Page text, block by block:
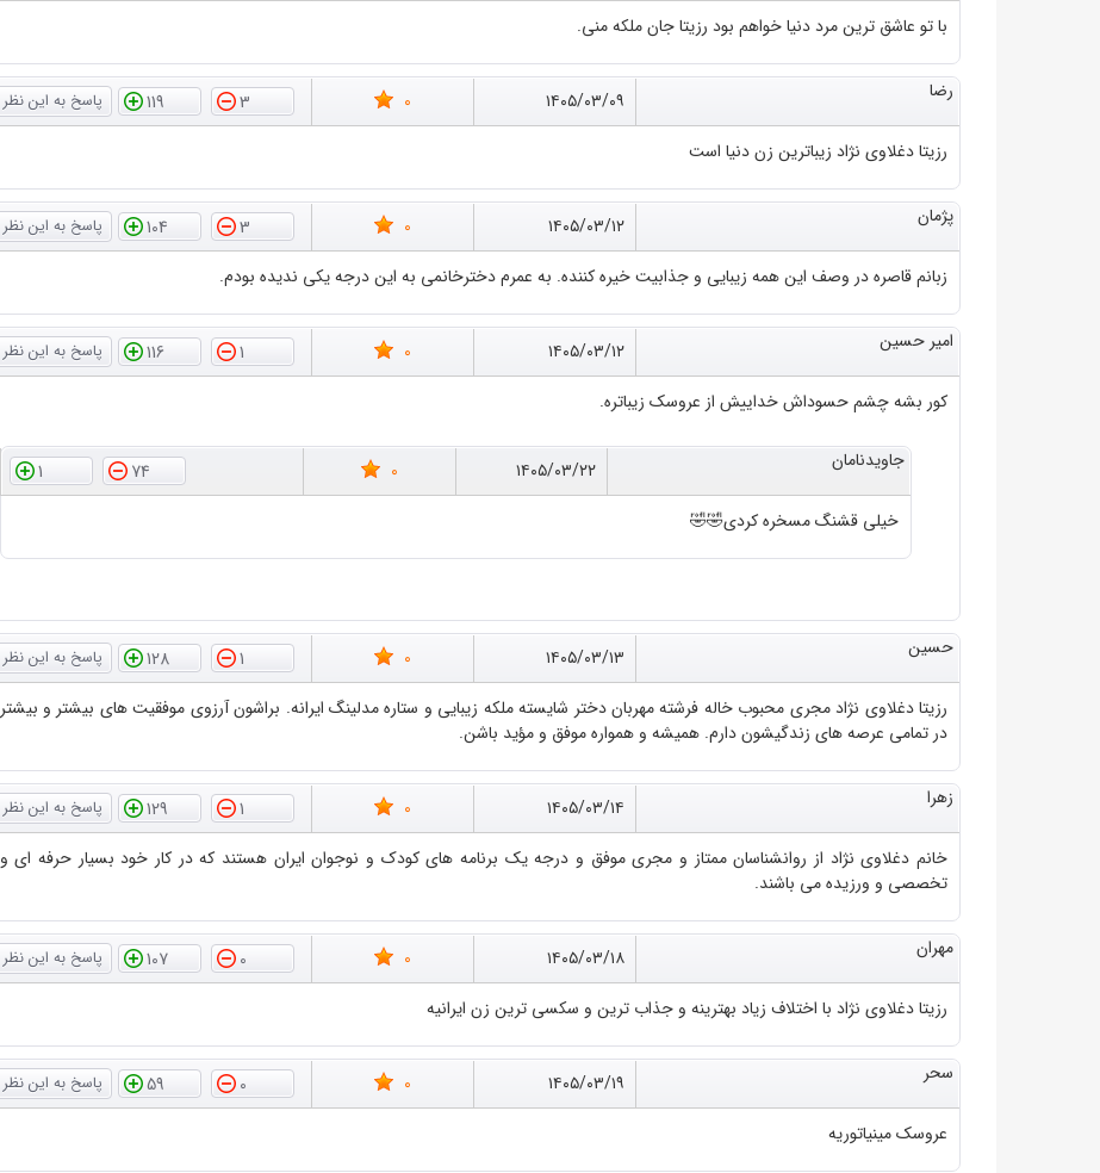
با تو عاشق ترین مرد دنیا خواهم بود رزیتا جان ملکه منی.
رضا ۱۴۰۵/۰۳/۰۹ 0
3
119
رزیتا دغلاوی نژاد زیباترین زن دنیا است
پژمان ۱۴۰۵/۰۳/۱۲ 0
3
104
زبانم قاصره در وصف این همه زیبایی و جذابیت خیره کننده. به عمرم دخترخانمی به این درجه یکی ندیده بودم.
امیر حسین ۱۴۰۵/۰۳/۱۲ 0
1
116
کور بشه چشم حسوداش خداییش از عروسک زیباتره.
جاویدنامان ۱۴۰۵/۰۳/۲۲ 0
74
1
خیلی قشنگ مسخره کردی🤣🤣
حسین ۱۴۰۵/۰۳/۱۳ 0
1
128
رزیتا دغلاوی نژاد مجری محبوب خاله فرشته مهربان دختر شایسته ملکه زیبایی و ستاره مدلینگ ایرانه. براشون آرزوی موفقیت های بیشتر و بیشتر
در تمامی عرصه های زندگیشون دارم. همیشه و همواره موفق و مؤید باشن.
زهرا ۱۴۰۵/۰۳/۱۴ 0
1
129
خانم دغلاوی نژاد از روانشناسان ممتاز و مجری موفق و درجه یک برنامه های کودک و نوجوان ایران هستند که در کار خود بسیار حرفه ای و
تخصصی و ورزیده می باشند.
مهران ۱۴۰۵/۰۳/۱۸ 0
0
107
رزیتا دغلاوی نژاد با اختلاف زیاد بهترینه و جذاب ترین و سکسی ترین زن ایرانیه
سحر ۱۴۰۵/۰۳/۱۹ 0
0
59
عروسک مینیاتوریه